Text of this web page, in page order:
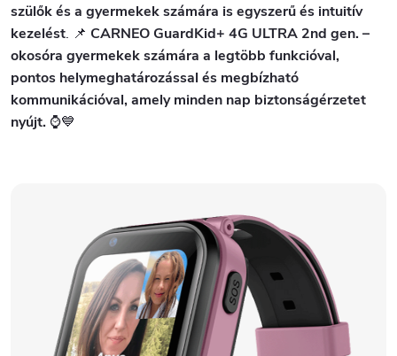
szülők és a gyermekek számára is egyszerű és intuitív
kezelést. 📌 CARNEO GuardKid+ 4G ULTRA 2nd gen. –
okosóra gyermekek számára a legtöbb funkcióval,
pontos helymeghatározással és megbízható
kommunikációval, amely minden nap biztonságérzetet
nyújt. ⌚💙